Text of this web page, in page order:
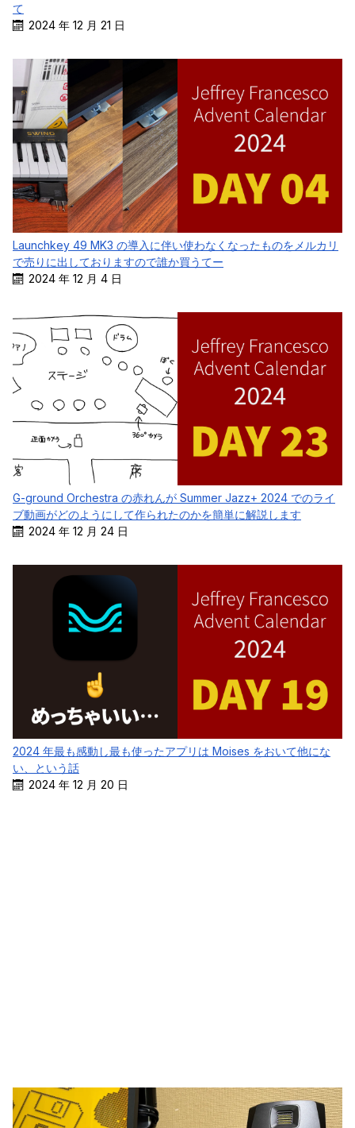
て
2024 年 12 月 21 日
Launchkey 49 MK3 の導入に伴い使わなくなったものをメルカリ
で売りに出しておりますので誰か買うてー
2024 年 12 月 4 日
G-ground Orchestra の赤れんが Summer Jazz+ 2024 でのライ
ブ動画がどのようにして作られたのかを簡単に解説します
2024 年 12 月 24 日
2024 年最も感動し最も使ったアプリは Moises をおいて他にな
い、という話
2024 年 12 月 20 日